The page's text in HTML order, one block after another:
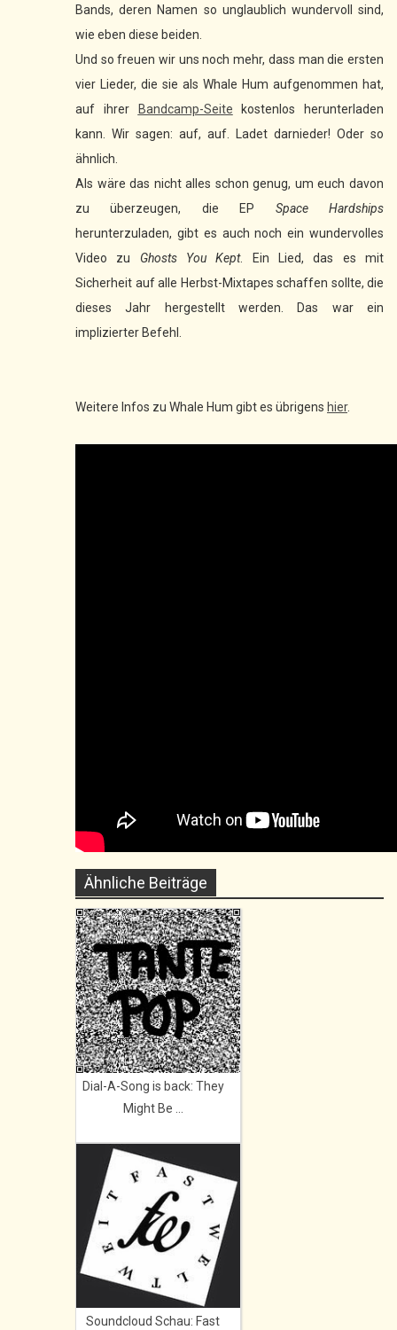
Bands, deren Namen so unglaublich wundervoll sind,
wie eben diese beiden.
Und so freuen wir uns noch mehr, dass man die ersten
vier Lieder, die sie als Whale Hum aufgenommen hat,
auf ihrer
Bandcamp-Seite kostenlos herunterladen
kann. Wir sagen: auf, auf. Ladet darnieder! Oder so
ähnlich.
Als wäre das nicht alles schon genug, um euch davon
zu überzeugen, die EP Space Hardships
herunterzuladen, gibt es auch noch ein wundervolles
Video zu Ghosts You Kept. Ein Lied, das es mit
Sicherheit auf alle Herbst-Mixtapes schaffen sollte, die
dieses Jahr hergestellt werden. Das war ein
implizierter Befehl.
Weitere Infos zu Whale Hum gibt es übrigens hier.
Ähnliche Beiträge
Dial-A-Song is back: They
Might Be ...
Soundcloud Schau: Fast